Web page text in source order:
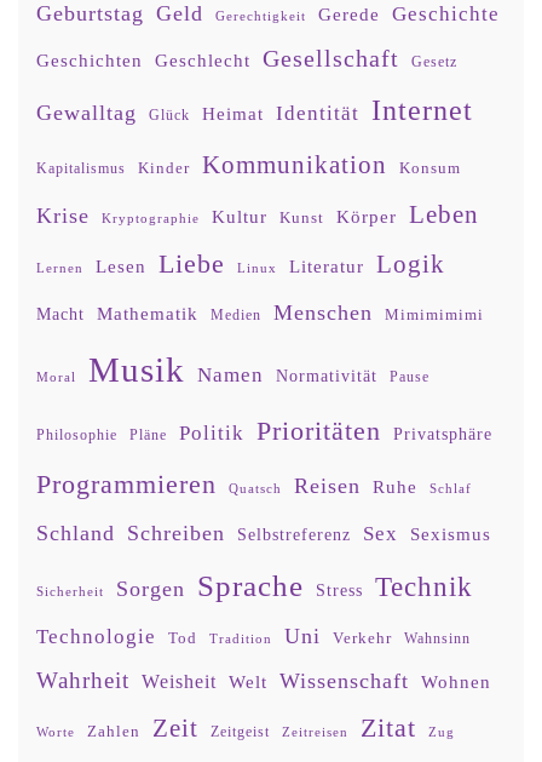
Geburtstag Geld Gerechtigkeit Gerede Geschichte
Geschichten Geschlecht Gesellschaft Gesetz
Gewalltag Glück Heimat Identität Internet
Kapitalismus Kinder Kommunikation Konsum
Krise Kryptographie Kultur Kunst Körper Leben
Lernen Lesen Liebe Linux Literatur Logik
Macht Mathematik Medien Menschen Mimimimimi
Moral Musik Namen Normativität Pause
Philosophie Pläne Politik Prioritäten Privatsphäre
Programmieren Quatsch Reisen Ruhe Schlaf
Schland Schreiben Selbstreferenz Sex Sexismus
Sicherheit Sorgen Sprache Stress Technik
Technologie Tod Tradition Uni Verkehr Wahnsinn
Wahrheit Weisheit Welt Wissenschaft Wohnen
Worte Zahlen Zeit Zeitgeist Zeitreisen Zitat Zug